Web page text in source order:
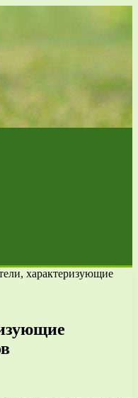
характеризующие